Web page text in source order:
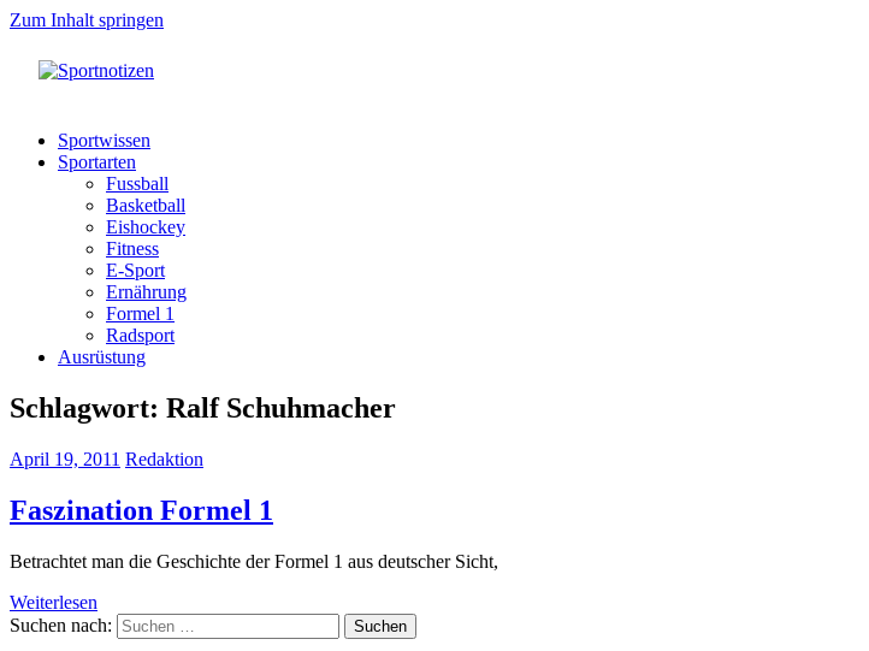
Zum Inhalt springen
machen
Werbung
für
Sportwissen
Sportarten
Fussball
Basketball
Eishockey
Fitness
E-Sport
Ernährung
Formel 1
Radsport
Ausrüstung
Schlagwort: Ralf Schuhmacher
April 19, 2011 Redaktion
Faszination Formel 1
Betrachtet man die Geschichte der Formel 1 aus deutscher Sicht,
Weiterlesen
Suchen nach:
Suchen